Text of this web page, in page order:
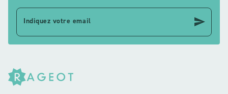
Indiquez votre email send